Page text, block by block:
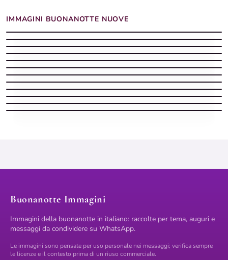
IMMAGINI BUONANOTTE NUOVE
Buonanotte nuove con sera nuova
Buonanotte nuove con augurio fresco
Buonanotte nuove con cuore nuovo
Buonanotte nuove con stelle fresche
Buonanotte nuove con luna nuova
Buonanotte nuove con cielo stellato
Buonanotte nuove con sogni nuovi
Buonanotte nuove con notte moderna
Buonanotte nuove con luna serena
Buonanotte nuove con alba vicina
Buonanotte nuove con pensiero fresco
Buonanotte Immagini
Immagini della buonanotte in italiano: raccolte per tema, auguri e
messaggi da condividere su WhatsApp.
Le immagini sono pensate per uso personale nei messaggi; verifica sempre
le licenze e il contesto prima di un riuso commerciale.